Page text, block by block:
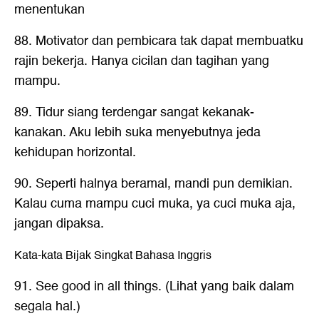
menentukan
88. Motivator dan pembicara tak dapat membuatku
rajin bekerja. Hanya cicilan dan tagihan yang
mampu.
89. Tidur siang terdengar sangat kekanak-
kanakan. Aku lebih suka menyebutnya jeda
kehidupan horizontal.
90. Seperti halnya beramal, mandi pun demikian.
Kalau cuma mampu cuci muka, ya cuci muka aja,
jangan dipaksa.
Kata-kata Bijak Singkat Bahasa Inggris
91. See good in all things. (Lihat yang baik dalam
segala hal.)